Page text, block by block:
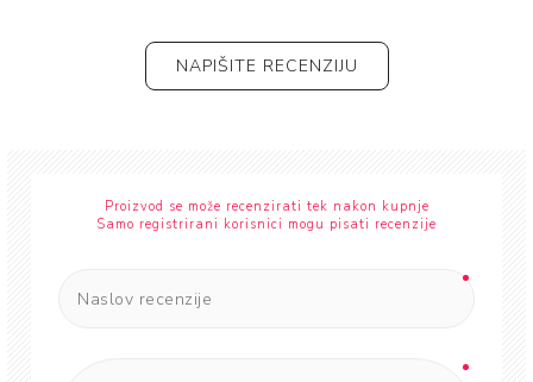
NAPIŠITE RECENZIJU
Proizvod se može recenzirati tek nakon kupnje
Samo registrirani korisnici mogu pisati recenzije